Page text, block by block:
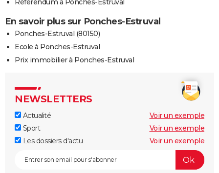
Référendum à Ponches-Estruval
En savoir plus sur Ponches-Estruval
Ponches-Estruval (80150)
Ecole à Ponches-Estruval
Prix immobilier à Ponches-Estruval
NEWSLETTERS
Actualité
Voir un exemple
Sport
Voir un exemple
Les dossiers d'actu
Voir un exemple